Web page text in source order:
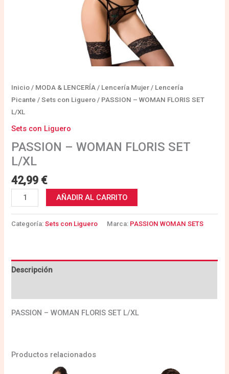
Inicio / MODA & LENCERÍA / Lencería Mujer / Lencería
Picante /Sets con Liguero / PASSION – WOMAN FLORIS SET
L/XL
Sets con Liguero
PASSION – WOMAN FLORIS SET
L/XL
42,99 €
AÑADIR AL CARRITO
Categoría:Sets con Liguero Marca: PASSION WOMAN SETS
Descripción
PASSION – WOMAN FLORIS SET L/XL
Productos relacionados